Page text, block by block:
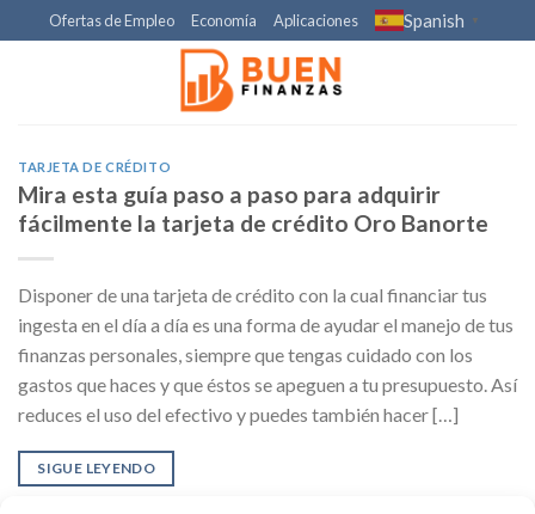
to
Ofertas de Empleo Economía Aplicaciones Spanish ▼
TARJETA DE CRÉDITO
Mira esta guía paso a paso para adquirir
fácilmente la tarjeta de crédito Oro Banorte
Disponer de una tarjeta de crédito con la cual financiar tus
ingesta en el día a día es una forma de ayudar el manejo de tus
finanzas personales, siempre que tengas cuidado con los
gastos que haces y que éstos se apeguen a tu presupuesto. Así
reduces el uso del efectivo y puedes también hacer […]
SIGUE LEYENDO